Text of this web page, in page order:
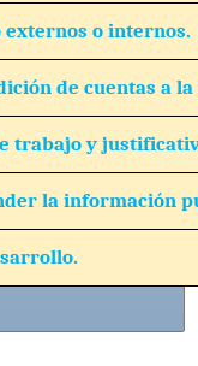
o internos.
de cuentas a
trabajo y
la información